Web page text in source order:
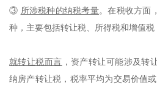
③ 所涉税种的纳税考量。在税收方面
种，主要包括转让税、所得税和增值税
就转让税而言 ，资产转让可能涉及转
纳房产转让税，税率平均为交易价值